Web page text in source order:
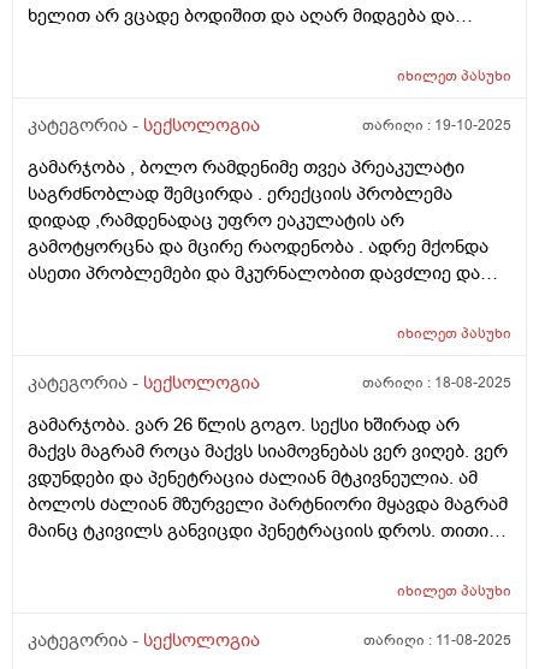
ხელით არ ვცადე ბოდიშით და აღარ მიდგება და
როგორ მოვიქცე და თუ აღმიდგება მგრძნობელობა
იხილეთპასუხი
კატეგორია - სექსოლოგია თარიღი : 19-10-2025
გამარჯობა , ბოლო რამდენიმე თვეა პრეაკულატი
საგრძნობლად შემცირდა . ერექციის პრობლემა
დიდად ,რამდენადაც უფრო ეაკულატის არ
გამოტყორცნა და მცირე რაოდენობა . ადრე მქონდა
ასეთი პრობლემები და მკურნალობით დავძლიე და
იხილეთპასუხი
კატეგორია - სექსოლოგია თარიღი : 18-08-2025
გამარჯობა. ვარ 26 წლის გოგო. სექსი ხშირად არ
მაქვს მაგრამ როცა მაქვს სიამოვნებას ვერ ვიღებ. ვერ
ვდუნდები და პენეტრაცია ძალიან მტკივნეულია. ამ
ბოლოს ძალიან მზურველი პარტნიორი მყავდა მაგრამ
მაინც ტკივილს განვიცდი პენეტრაციის დროს. თითით
უნდა გავაკეთო ასეთ შემთხვევაში? გინეკოლოგთან
ყველაფერი. მაგრამ ამ ტკივილს როგორ ვუშველო :(
იხილეთპასუხი
კატეგორია - სექსოლოგია თარიღი : 11-08-2025